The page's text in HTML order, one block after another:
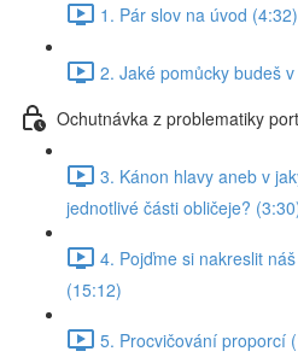
1. Pár slov na úvod (4:32)
2. Jaké pomůcky budeš
Ochutnávka z problematiky
3. Kánon hlavy aneb v
jednotlivé části obličeje?
4. Pojďme si nakreslit
(15:12)
5. Procvičování proporcí